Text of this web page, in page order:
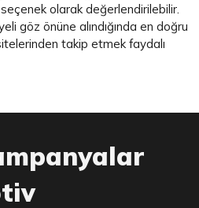
olarak değerlendirilebilir.
göz önüne alındığında en doğru
takip etmek faydalı